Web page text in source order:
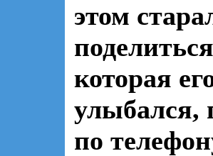
этом
которая
улыбался,
по